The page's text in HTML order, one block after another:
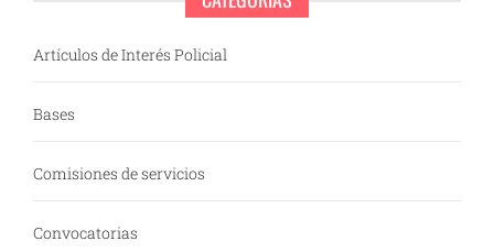
Artículos de Interés Policial
Bases
Comisiones de servicios
Convocatorias